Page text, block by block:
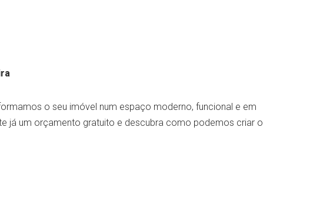
o seu imóvel num espaço moderno, funcional e em
já um orçamento gratuito e descubra como podemos criar o